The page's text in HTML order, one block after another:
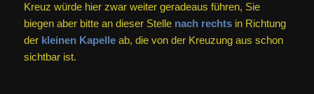
Kreuz würde hier zwar weiter geradeaus führen, Sie
biegen aber bitte an dieser Stelle nach rechtsin Richtung
der kleinen Kapelleab, die von der Kreuzung aus schon
sichtbar ist.